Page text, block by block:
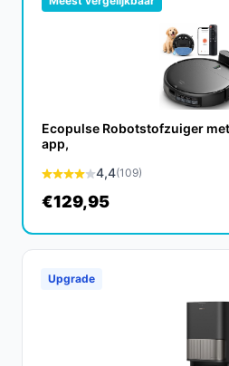
Vergelijk prijzen en
besterobotstofzuiger.nl en kies
Ecopulse Robotstofzuiger
app,
4,4(109)
€129,95
Upgrade